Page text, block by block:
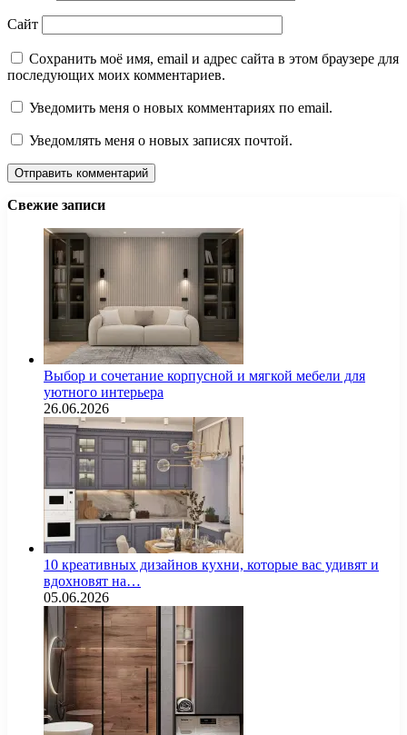
Сайт
Сохранить моё имя, email и адрес сайта в этом браузере для
последующих моих комментариев.
Уведомить меня о новых комментариях по email.
Уведомлять меня о новых записях почтой.
Свежие записи
Выбор и сочетание корпусной и мягкой мебели для
уютного интерьера
26.06.2026
10 креативных дизайнов кухни, которые вас удивят и
вдохновят на…
05.06.2026